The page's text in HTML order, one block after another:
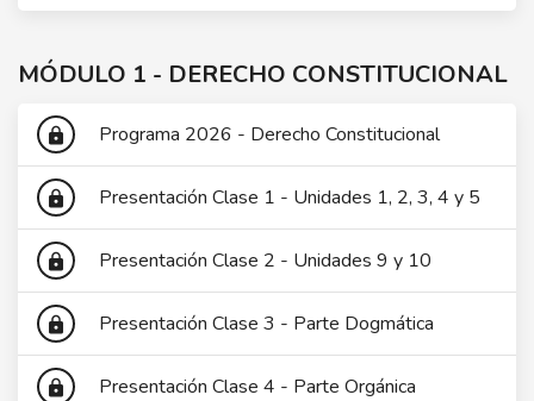
MÓDULO 1 - DERECHO CONSTITUCIONAL
lock Programa 2026 - Derecho Constitucional
lock Presentación Clase 1 - Unidades 1, 2, 3, 4 y 5
lock Presentación Clase 2 - Unidades 9 y 10
lock Presentación Clase 3 - Parte Dogmática
lock Presentación Clase 4 - Parte Orgánica